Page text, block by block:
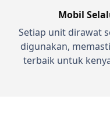
Mobil
Setiap unit dirawat
digunakan,
terbaik untuk